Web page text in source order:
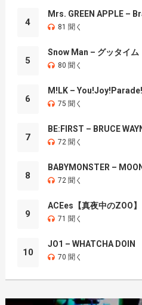
4
Mrs. GREEN APPLE –
81 聞く
5
Snow Man – グッタイム
80 聞く
6
M!LK – You!Joy!Parade!
75 聞く
7
BE:FIRST – BRUCE
72 聞く
8
BABYMONSTER – MOON
72 聞く
9
ACEes【真夜中のZOO】
71 聞く
10
JO1 – WHATCHA DOIN
70 聞く